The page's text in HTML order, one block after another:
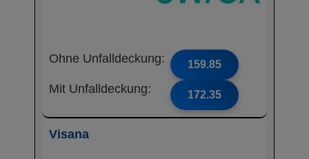
Ohne Unfalldeckung: 159.85
Mit Unfalldeckung: 172.35
Visana